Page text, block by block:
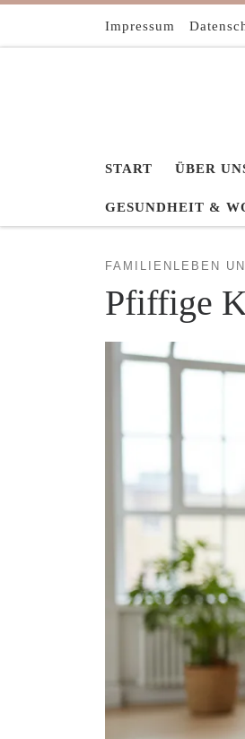
Zum Inhalt springen
Impressum
START ÜBER
GESUNDHEIT &
FAMILIENLEBEN
Pfiffige